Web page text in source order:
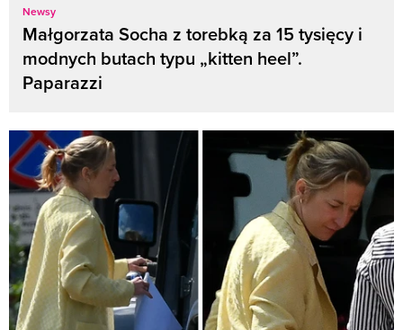
Newsy
Małgorzata Socha z torebką za 15 tysięcy i
modnych butach typu „kitten heel”.
Paparazzi